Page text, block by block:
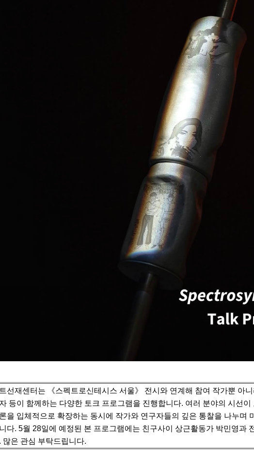
선재센터는 《스펙트로신테시스 서울》 전시와 연계해 참여 작가뿐 아
등이 함께하는 다양한 토크 프로그램을 진행합니다. 여러 분야의 시선이
을 입체적으로 확장하는 동시에 작가와 연구자들의 깊은 통찰을 나누며
다. 5월 28일에 예정된 본 프로그램에는 친구사이 상근활동가 박민영과
많은 관심 부탁드립니다.